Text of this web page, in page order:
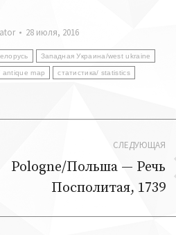
28 июля, 2016
Западная Украина/west ukraine
antique map статистика/ statistics
СЛЕДУЮЩАЯ
Pologne/Польша — Речь
Посполитая, 1739